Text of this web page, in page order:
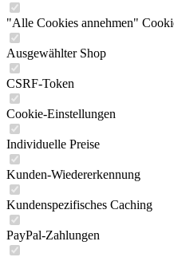
"Alle Cookies annehmen"
Ausgewählter Shop
CSRF-Token
Cookie-Einstellungen
Individuelle Preise
Kunden-Wiedererkennung
Kundenspezifisches Caching
PayPal-Zahlungen